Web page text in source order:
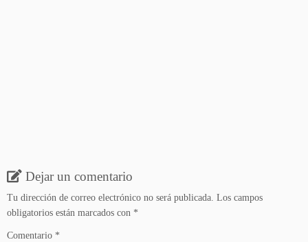
Dejar un comentario
Tu dirección de correo electrónico no será publicada. Los campos
obligatorios están marcados con *
Comentario *